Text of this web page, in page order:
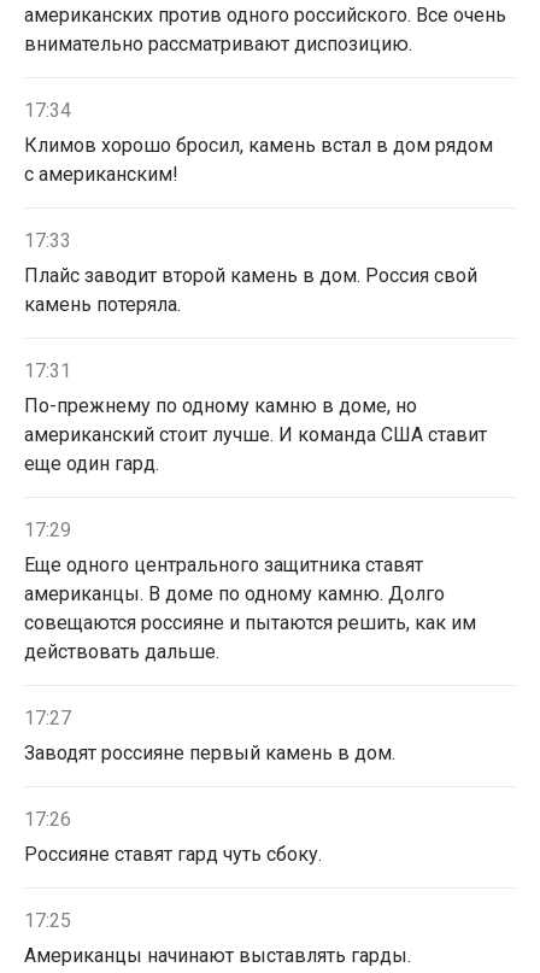
американских против одного российского. Все очень
внимательно рассматривают диспозицию.
17:34
Климов хорошо бросил, камень встал в дом рядом
с американским!
17:33
Плайс заводит второй камень в дом. Россия свой
камень потеряла.
17:31
По-прежнему по одному камню в доме, но
американский стоит лучше. И команда США ставит
еще один гард.
17:29
Еще одного центрального защитника ставят
американцы. В доме по одному камню. Долго
совещаются россияне и пытаются решить, как им
действовать дальше.
17:27
Заводят россияне первый камень в дом.
17:26
Россияне ставят гард чуть сбоку.
17:25
Американцы начинают выставлять гарды.